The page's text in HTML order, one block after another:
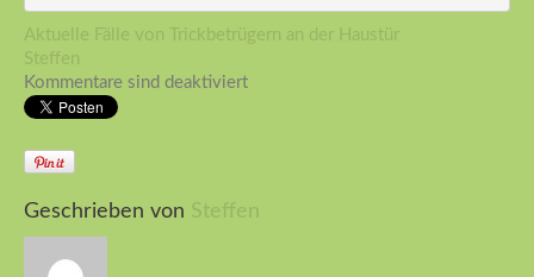
Aktuelle Fälle von Trickbetrügern an der Haustür
Steffen
Kommentare sind deaktiviert
Geschrieben von Steffen